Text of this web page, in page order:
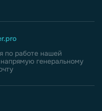
по работе нашей
генеральному